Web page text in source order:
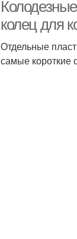
колец для
Отдельные
самые короткие